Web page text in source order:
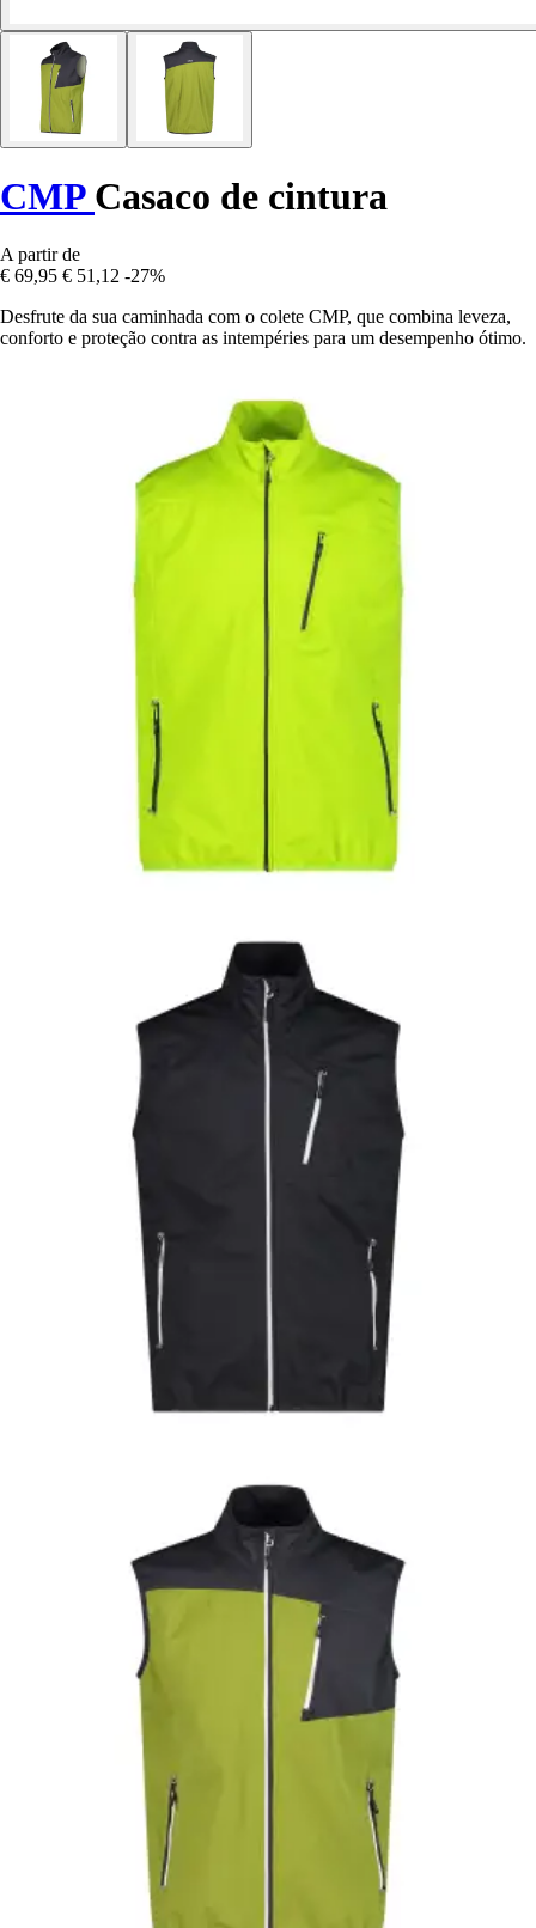
CMP Casaco de cintura
A partir de
€ 69,95 € 51,12 -27%
Desfrute da sua caminhada com o colete CMP, que combina leveza,
conforto e proteção contra as intempéries para um desempenho ótimo.